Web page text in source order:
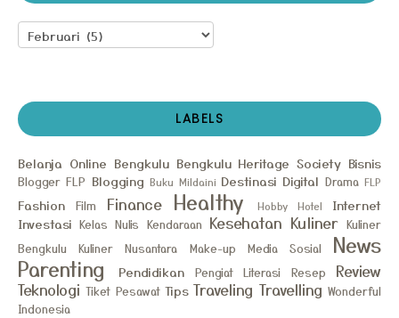
LABELS
Belanja Online Bengkulu Bengkulu Heritage Society Bisnis
Blogger FLP Blogging Buku Mildaini Destinasi Digital Drama FLP
Fashion Film Finance Healthy Hobby Hotel
Internet
Investasi Kelas Nulis Kendaraan Kesehatan Kuliner Kuliner
Bengkulu
Kuliner Nusantara Make-up Media Sosial
News
Parenting
Pendidikan Pengiat Literasi Resep
Review
Teknologi Tiket Pesawat Tips Traveling Travelling Wonderful
Indonesia